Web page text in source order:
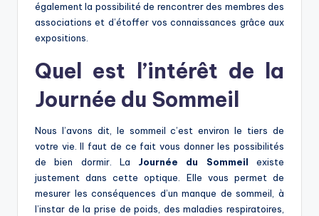
également la possibilité de rencontrer des membres des
associations et d’étoffer vos connaissances grâce aux
expositions.
Quel est l’intérêt de la
Journée du Sommeil
Nous l’avons dit, le sommeil c’est environ le tiers de
votre vie. Il faut de ce fait vous donner les possibilités
de bien dormir. La Journée du Sommeil existe
justement dans cette optique. Elle vous permet de
mesurer les conséquences d’un manque de sommeil, à
l’instar de la prise de poids, des maladies respiratoires,